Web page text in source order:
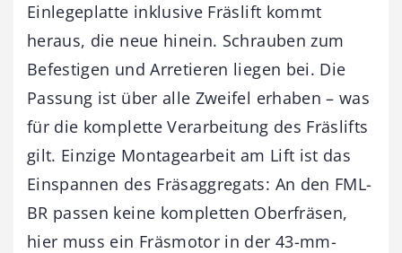
Einlegeplatte inklusive Fräslift kommt
heraus, die neue hinein. Schrauben zum
Befestigen und Arretieren liegen bei. Die
Passung ist über alle Zweifel erhaben – was
für die komplette Verarbeitung des Fräslifts
gilt. Einzige Montagearbeit am Lift ist das
Einspannen des Fräsaggregats: An den FML-
BR passen keine kompletten Oberfräsen,
hier muss ein Fräsmotor in der 43-mm-